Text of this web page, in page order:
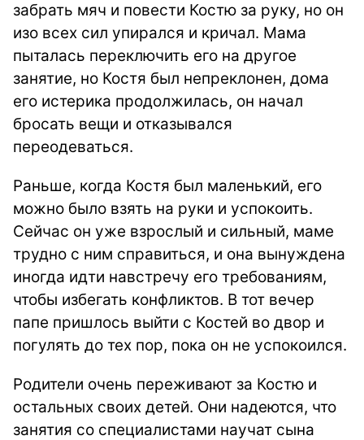
забрать мяч и повести Костю за руку, но он
изо всех сил упирался и кричал. Мама
пыталась переключить его на другое
занятие, но Костя был непреклонен, дома
его истерика продолжилась, он начал
бросать вещи и отказывался
переодеваться.
Раньше, когда Костя был маленький, его
можно было взять на руки и успокоить.
Сейчас он уже взрослый и сильный, маме
трудно с ним справиться, и она вынуждена
иногда идти навстречу его требованиям,
чтобы избегать конфликтов. В тот вечер
папе пришлось выйти с Костей во двор и
погулять до тех пор, пока он не успокоился.
Родители очень переживают за Костю и
остальных своих детей. Они надеются, что
занятия со специалистами научат сына